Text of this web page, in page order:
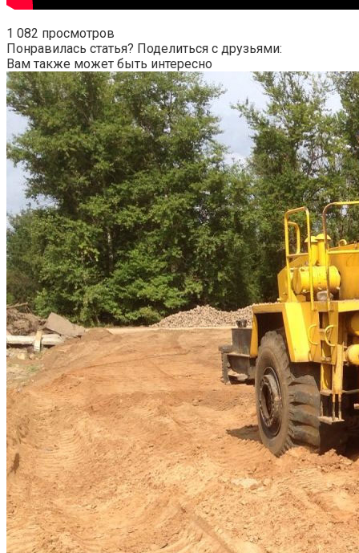
1 082 просмотров
Понравилась статья? Поделиться с друзьями:
Вам также может быть интересно